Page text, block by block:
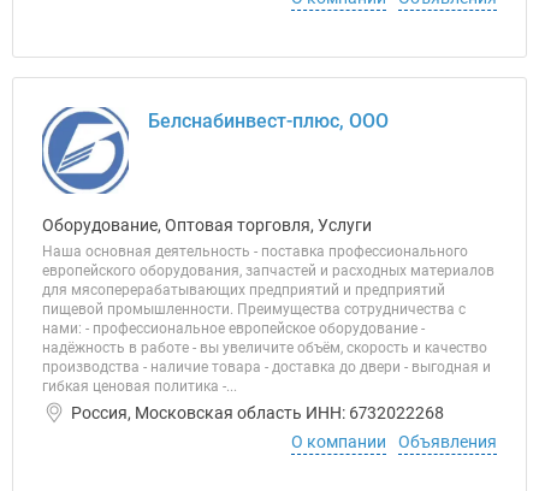
Белснабинвест-плюс, ООО
Оборудование, Оптовая торговля, Услуги
Наша основная деятельность - поставка профессионального
европейского оборудования, запчастей и расходных материалов
для мясоперерабатывающих предприятий и предприятий
пищевой промышленности. Преимущества сотрудничества с
нами: - профессиональное европейское оборудование -
надёжность в работе - вы увеличите объём, скорость и качество
производства - наличие товара - доставка до двери - выгодная и
гибкая ценовая политика -...
Россия, Московская область ИНН: 6732022268
О компании
Объявления